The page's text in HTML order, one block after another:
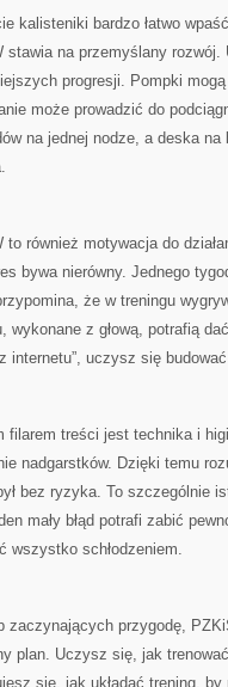
kalisteniki bardzo łatwo
stawia na przemyślany
progresji. Pompki
może prowadzić do
na jednej nodze, a deska
to również motywacja do
bywa nierówny. Jednego
że w treningu
wykonane z głową, potrafią
internetu”, uczysz się
filarem treści jest technika i
nadgarstków. Dzięki temu
bez ryzyka. To szczególnie
mały błąd potrafi zabić
wszystko schłodzeniem.
zaczynających przygodę,
plan. Uczysz się, jak
się, jak układać trening,